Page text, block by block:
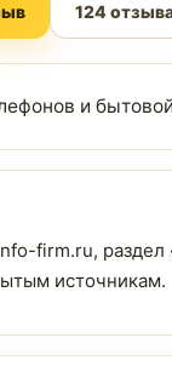
124
и
firm.ru, раздел
источникам.